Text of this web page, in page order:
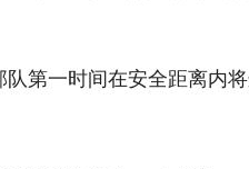
一时间在安全距离内将